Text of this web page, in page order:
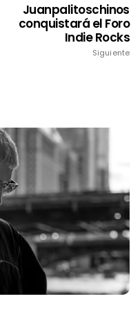
Juanpalitoschinos
conquistará el Foro
Indie Rocks
Siguiente